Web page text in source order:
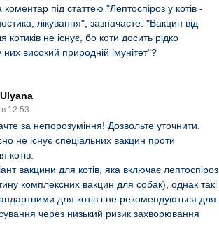
коментар під статтею "Лептоспіроз у котів -
лікування", зазначаєте: "Вакцин від
котиків не існує, бо коти досить рідко
них високий природній імунітет"?
12:53
за непорозуміння! Дозвольте уточнити.
не існує спеціальних вакцин проти
котів.
вакцини для котів, яка включає лептоспіроз
комплексних вакцин для собак), однак такі
для котів і не рекомендуються для
через низький ризик захворювання